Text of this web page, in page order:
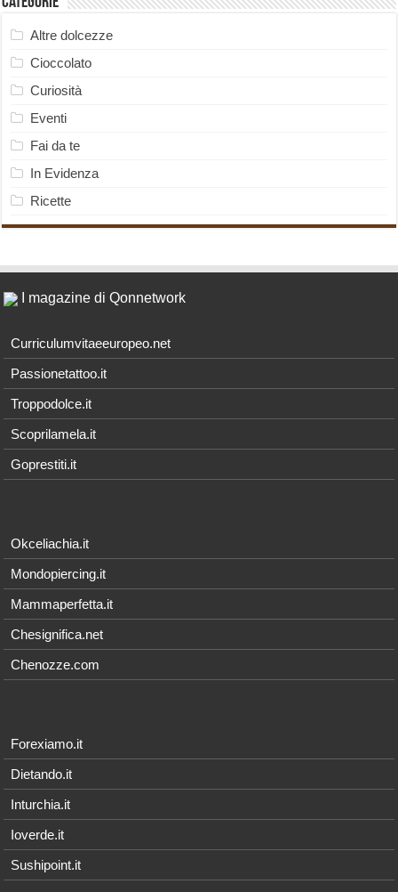
Altre dolcezze
Cioccolato
Curiosità
Eventi
Fai da te
In Evidenza
Ricette
I magazine di Qonnetwork
Curriculumvitaeeuropeo.net
Passionetattoo.it
Troppodolce.it
Scoprilamela.it
Goprestiti.it
Okceliachia.it
Mondopiercing.it
Mammaperfetta.it
Chesignifica.net
Chenozze.com
Forexiamo.it
Dietando.it
Inturchia.it
Ioverde.it
Sushipoint.it